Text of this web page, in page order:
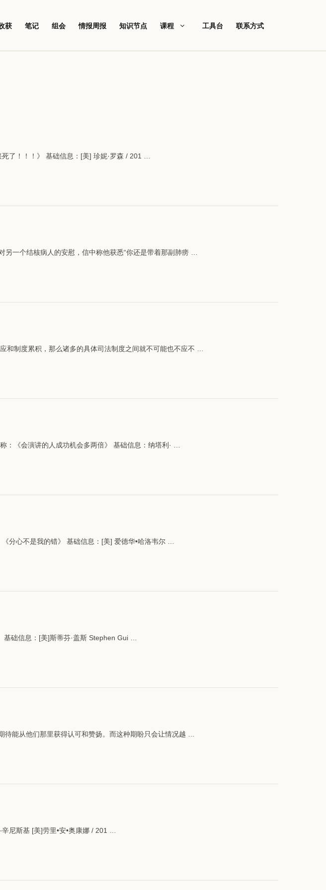
获 笔记 组会 情报周报 知识节点 课程 工具台 联系方式
了！！！》 基础信息：[美] 珍妮·罗森 / 201 …
另一个结核病人的安慰，信中称他获悉“你还是带着那副肺痨 …
和制度累积，那么诸多的具体司法制度之间就不可能也不应不 …
：《会演讲的人成功机会多两倍》 基础信息：纳塔利· …
分心不是我的错》 基础信息：[美] 爱德华•哈洛韦尔 …
基础信息：[美]斯蒂芬·盖斯 Stephen Gui …
待能从他们那里获得认可和赞扬。而这种期盼只会让情况越 …
尼斯基 [美]劳里•安•奥康娜 / 201 …